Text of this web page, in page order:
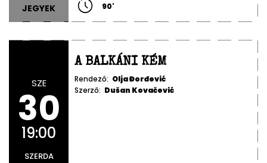
JEGYEK 90'
SZE
30
19:00
SZERDA
A BALKÁNI KÉM
Rendező: Olja Đorđević
Szerző: Dušan Kovačević